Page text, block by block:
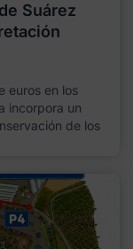
Suárez
euros en los
incorpora un
de los